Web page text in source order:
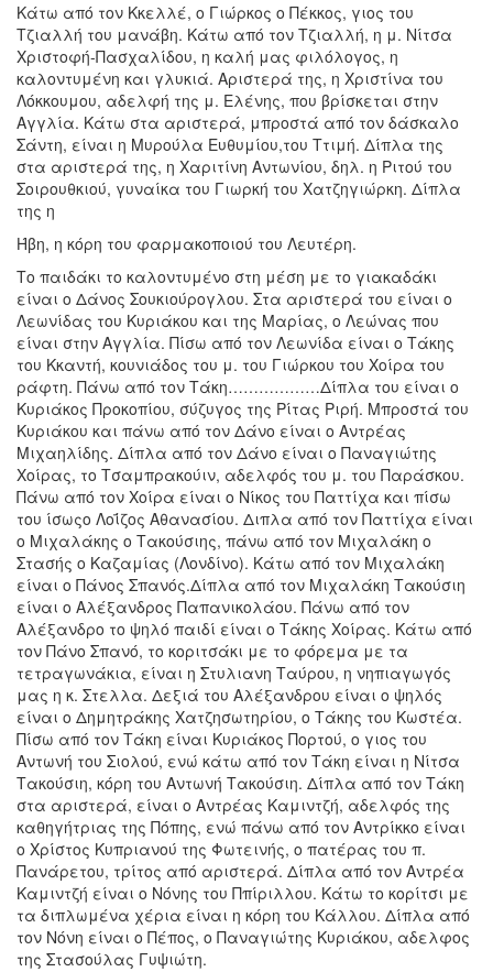
Κάτω από τον Κκελλέ, ο Γιώρκος ο Πέκκος, γιος του
Τζιαλλή του μανάβη. Κάτω από τον Τζιαλλή, η μ. Νίτσα
Χριστοφή-Πασχαλίδου, η καλή μας φιλόλογος, η
καλοντυμένη και γλυκιά. Αριστερά της, η Χριστίνα του
Λόκκουμου, αδελφή της μ. Ελένης, που βρίσκεται στην
Αγγλία. Κάτω στα αριστερά, μπροστά από τον δάσκαλο
Σάντη, είναι η Μυρούλα Ευθυμίου,του Ττιμή. Δίπλα της
στα αριστερά της, η Χαριτίνη Αντωνίου, δηλ. η Ριτού του
Σοιρουθκιού, γυναίκα του Γιωρκή του Χατζηγιώρκη. Δίπλα
της η
Ήβη, η κόρη του φαρμακοποιού του Λευτέρη.
Το παιδάκι το καλοντυμένο στη μέση με το γιακαδάκι
είναι ο Δάνος Σουκιούρογλου. Στα αριστερά του είναι ο
Λεωνίδας του Κυριάκου και της Μαρίας, ο Λεώνας που
είναι στην Αγγλία. Πίσω από τον Λεωνίδα είναι ο Τάκης
του Κκαντή, κουνιάδος του μ. του Γιώρκου του Χοίρα του
ράφτη. Πάνω από τον Τάκη………………Δίπλα του είναι ο
Κυριάκος Προκοπίου, σύζυγος της Ρίτας Ριρή. Μπροστά του
Κυριάκου και πάνω από τον Δάνο είναι ο Αντρέας
Μιχαηλίδης. Δίπλα από τον Δάνο είναι ο Παναγιώτης
Χοίρας, το Τσαμπρακούιν, αδελφός του μ. του Παράσκου.
Πάνω από τον Χοίρα είναι ο Νίκος του Παττίχα και πίσω
του ίσωςο Λοΐζος Αθανασίου. Διπλα από τον Παττίχα είναι
ο Μιχαλάκης ο Τακούσιης, πάνω από τον Μιχαλάκη ο
Στασής ο Καζαμίας (Λονδίνο). Κάτω από τον Μιχαλάκη
είναι ο Πάνος Σπανός.Δίπλα από τον Μιχαλάκη Τακούσιη
είναι ο Αλέξανδρος Παπανικολάου. Πάνω από τον
Αλέξανδρο το ψηλό παιδί είναι ο Τάκης Χοίρας. Κάτω από
τον Πάνο Σπανό, το κοριτσάκι με το φόρεμα με τα
τετραγωνάκια, είναι η Στυλιανη Ταύρου, η νηπιαγωγός
μας η κ. Στελλα. Δεξιά του Αλέξανδρου είναι ο ψηλός
είναι ο Δημητράκης Χατζησωτηρίου, ο Τάκης του Κωστέα.
Πίσω από τον Τάκη είναι Κυριάκος Πορτού, ο γιος του
Αντωνή του Σιολού, ενώ κάτω από τον Τάκη είναι η Νίτσα
Τακούσιη, κόρη του Αντωνή Τακούσιη. Δίπλα από τον Τάκη
στα αριστερά, είναι ο Αντρέας Καμιντζή, αδελφός της
καθηγήτριας της Πόπης, ενώ πάνω από τον Αντρίκκο είναι
ο Χρίστος Κυπριανού της Φωτεινής, ο πατέρας του π.
Πανάρετου, τρίτος από αριστερά. Δίπλα από τον Αντρέα
Καμιντζή είναι ο Νόνης του Ππίριλλου. Κάτω το κορίτσι με
τα διπλωμένα χέρια είναι η κόρη του Κάλλου. Δίπλα από
τον Νόνη είναι ο Πέπος, ο Παναγιώτης Κυριάκου, αδελφος
της Στασούλας Γυψιώτη.